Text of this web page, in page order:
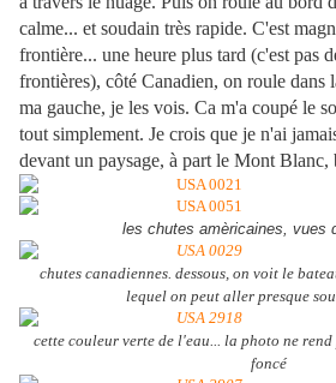
calme... et soudain très rapide. C'est
frontière... une heure plus tard (c'est pas
frontières), côté Canadien, on roule dans
ma gauche, je les vois. Ca m'a coupé le
tout simplement. Je crois que je n'ai
devant un paysage, à part le Mont Blanc,
les chutes amèricaines, vues
chutes canadiennes. dessous, on voit le
lequel on peut aller presque
cette couleur verte de l'eau... la photo ne
foncé